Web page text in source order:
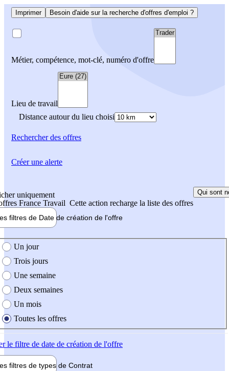
Imprimer Besoin d'aide sur la recherche d'offres d'emploi ?
Métier, compétence, mot-clé, numéro d'offre
Lieu de travail
Distance autour du lieu choisi
Rechercherdes offres
uniquement
France Travail Cette action recharge la liste des offres
Qui sont
filtres de Date de création de l'offre
création de l'offre
Un jour
Trois jours
Une semaine
Deux semaines
Un mois
Toutes les offres
le filtre de date de création de l'offre
filtres de types de Contrat
Créer une alerte